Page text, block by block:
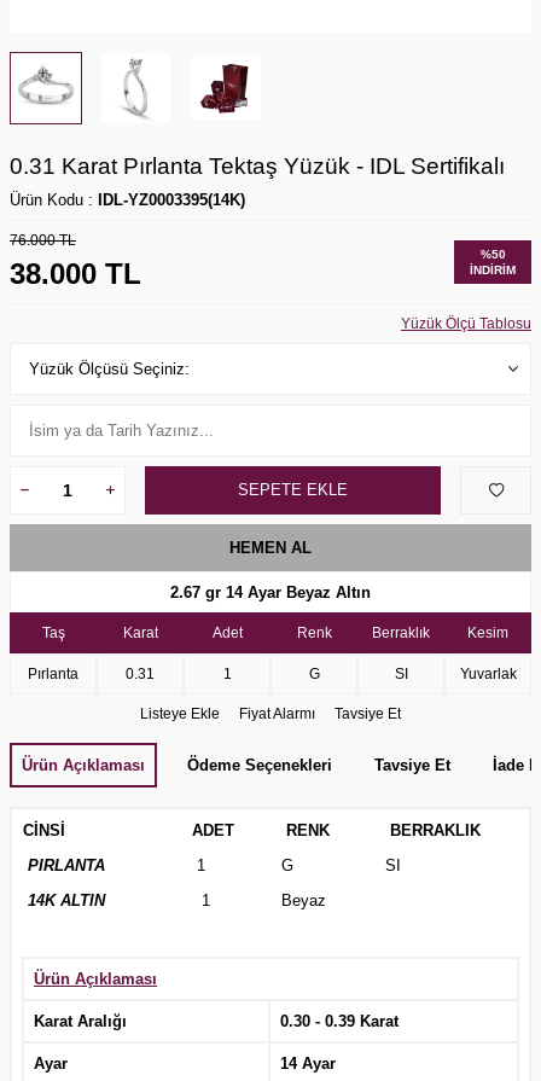
0.31 Karat Pırlanta Tektaş Yüzük - IDL Sertifikalı
Ürün Kodu : IDL-YZ0003395(14K)
76.000TL
38.000 TL
%50
İNDIRIM
Yüzük Ölçü Tablosu
SEPETE EKLE
HEMEN AL
2.67 gr 14 Ayar Beyaz Altın
Taş
Pırlanta
Karat
0.31
Adet
1
Renk
G
Berraklık
SI
Kesim
Yuvarlak
Listeye Ekle Fiyat Alarmı Tavsiye Et
Ürün Açıklaması Ödeme Seçenekleri Tavsiye Et İade
CİNSİ ADET RENK
BERRAKLIK
PIRLANTA
1 G
SI
14K ALTIN
1 Beyaz
Ürün Açıklaması
Karat Aralığı 0.30 - 0.39 Karat
Ayar 14 Ayar